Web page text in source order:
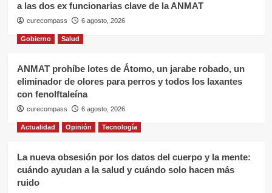
a las dos ex funcionarias clave de la ANMAT
curecompass 6 agosto, 2026
Gobierno Salud
ANMAT prohíbe lotes de Átomo, un jarabe robado, un
eliminador de olores para perros y todos los laxantes
con fenolftaleína
curecompass 6 agosto, 2026
Actualidad Opinión Tecnología
La nueva obsesión por los datos del cuerpo y la mente:
cuándo ayudan a la salud y cuándo solo hacen más
ruido